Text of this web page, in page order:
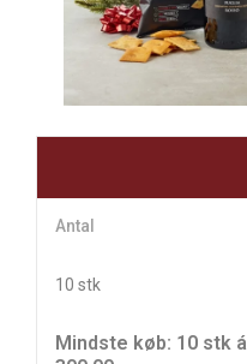
Antal
10 stk
Mindste køb: 10 stk á